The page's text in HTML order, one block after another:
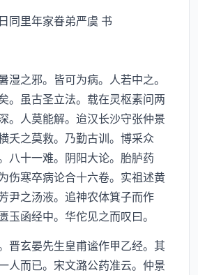
里年家眷弟严虞 书
之邪。皆可为病。人若中之。
。虽古圣立法。载在灵枢素问两
。人莫能解。迨汉长沙守张仲景
夭之莫救。乃勤古训。博采众
八十一难。阴阳大论。胎胪药
伤寒卒病论合十六卷。实祖述黄
尹之汤液。追神农体箕子而作
玉函经中。华佗见之而叹曰。
玄晏先生皇甫谧作甲乙经。其
人而已。宋文潞公药准云。仲景